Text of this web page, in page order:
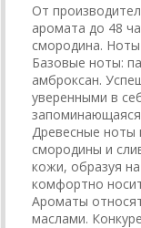
От
аромата до 48
смородина.
Базовые ноты:
амброксан.
уверенными в
Древесные ноты
смородины и
кожи, образуя
комфортно
Ароматы
маслами.